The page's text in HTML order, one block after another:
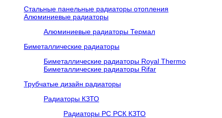
Стальные панельные радиаторы отопления
Алюминиевые радиаторы
Алюминиевые радиаторы Термал
Биметаллические радиаторы
Биметаллические радиаторы Royal Thermo
Биметаллические радиаторы Rifar
Трубчатые дизайн радиаторы
Радиаторы КЗТО
Радиаторы РС РСК КЗТО